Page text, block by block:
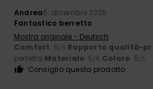
Andrea6. dicembre 2025
Fantastico berretto
Mostra originale - Deutsch
Comfort: 5/5 Rapporto qualità-
perfetta Materiale: 5/5 Colore: 5/5
Consiglio questo prodotto